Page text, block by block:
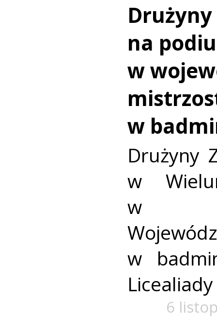
Drużyny
na
w
w
Drużyny
w
w
w
6